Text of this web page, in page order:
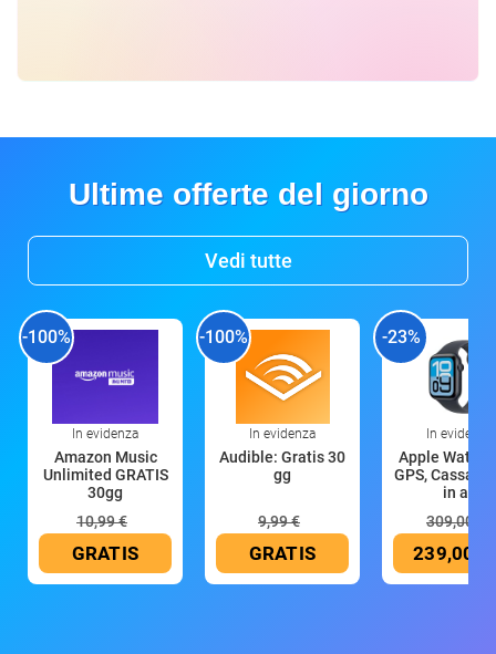
Ultime offerte del giorno
Vedi tutte
-100%
In evidenza
Amazon Music
Unlimited GRATIS
30gg
10,99 €
GRATIS
-100%
In evidenza
Audible: Gratis 30
gg
9,99 €
GRATIS
-23%
In evidenza
Apple Watch
GPS, Cassa
in all
309,00 €
239,00 €